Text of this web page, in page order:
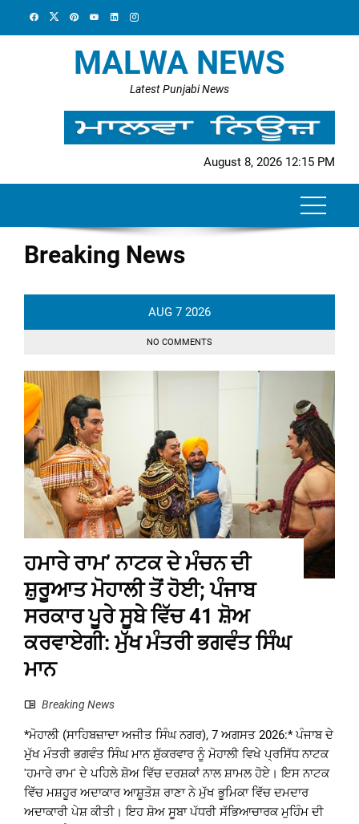
MALWA NEWS
Latest Punjabi News
August 8, 2026 12:15 PM
Breaking News
AUG 7 2026
NO COMMENTS
ਹਮਾਰੇ ਰਾਮ’ ਨਾਟਕ ਦੇ ਮੰਚਨ ਦੀ
ਸ਼ੁਰੂਆਤ ਮੋਹਾਲੀ ਤੋਂ ਹੋਈ; ਪੰਜਾਬ
ਸਰਕਾਰ ਪੂਰੇ ਸੂਬੇ ਵਿੱਚ 41 ਸ਼ੋਅ
ਕਰਵਾਏਗੀ: ਮੁੱਖ ਮੰਤਰੀ ਭਗਵੰਤ ਸਿੰਘ
ਮਾਨ
Breaking News
*ਮੋਹਾਲੀ (ਸਾਹਿਬਜ਼ਾਦਾ ਅਜੀਤ ਸਿੰਘ ਨਗਰ), 7 ਅਗਸਤ 2026:* ਪੰਜਾਬ ਦੇ
ਮੁੱਖ ਮੰਤਰੀ ਭਗਵੰਤ ਸਿੰਘ ਮਾਨ ਸ਼ੁੱਕਰਵਾਰ ਨੂੰ ਮੋਹਾਲੀ ਵਿਖੇ ਪ੍ਰਸਿੱਧ ਨਾਟਕ
'ਹਮਾਰੇ ਰਾਮ' ਦੇ ਪਹਿਲੇ ਸ਼ੋਅ ਵਿੱਚ ਦਰਸ਼ਕਾਂ ਨਾਲ ਸ਼ਾਮਲ ਹੋਏ। ਇਸ ਨਾਟਕ
ਵਿੱਚ ਮਸ਼ਹੂਰ ਅਦਾਕਾਰ ਆਸ਼ੂਤੋਸ਼ ਰਾਣਾ ਨੇ ਮੁੱਖ ਭੂਮਿਕਾ ਵਿੱਚ ਦਮਦਾਰ
ਅਦਾਕਾਰੀ ਪੇਸ਼ ਕੀਤੀ। ਇਹ ਸ਼ੋਅ ਸੂਬਾ ਪੱਧਰੀ ਸੱਭਿਆਚਾਰਕ ਮੁਹਿੰਮ ਦੀ